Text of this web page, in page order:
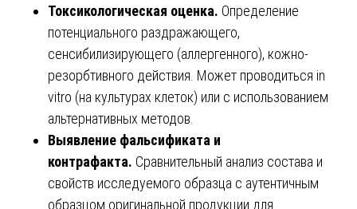
Токсикологическая оценка. Определение
потенциального раздражающего,
сенсибилизирующего (аллергенного), кожно-
резорбтивного действия. Может проводиться in
vitro (на культурах клеток) или с использованием
альтернативных методов.
Выявление фальсификата и
контрафакта. Сравнительный анализ состава и
свойств исследуемого образца с аутентичным
образцом оригинальной продукции для